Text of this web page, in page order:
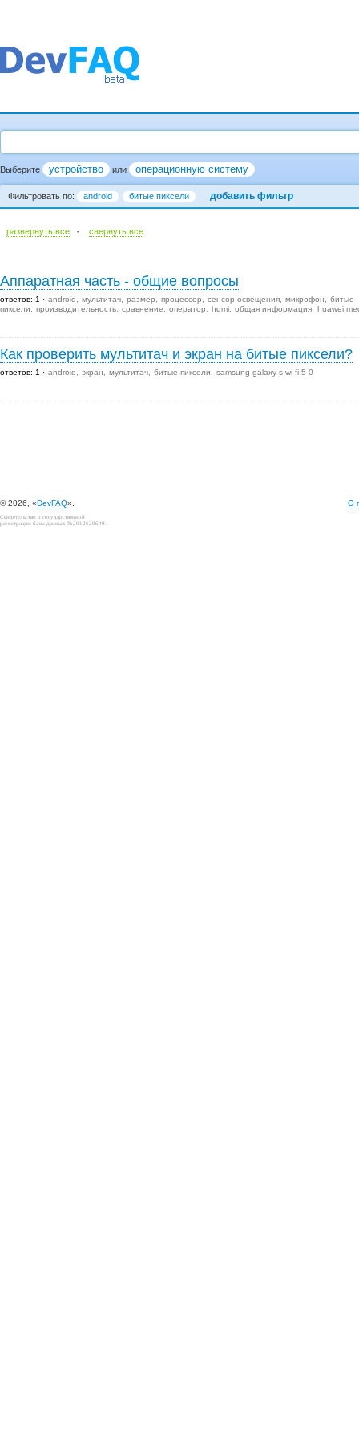
Выберите устройство или операционную систему
Фильтровать по: android битые пиксели добавить фильтр
развернуть все · cвернуть все
Аппаратная часть - общие вопросы
ответов: 1 android мультитач размер процессор сенсор освещения микрофон
битые
пиксели
производительность сравнение оператор hdmi общая информация huawei
Как проверить мультитач и экран на битые пиксели?
ответов: 1 android экран мультитач битые пиксели samsung galaxy s wi fi 5 0
© 2026, «DevFAQ». О
Свидетельство о государственной
регистрации базы данных №2012620649.